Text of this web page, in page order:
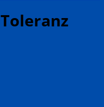
Toleranz